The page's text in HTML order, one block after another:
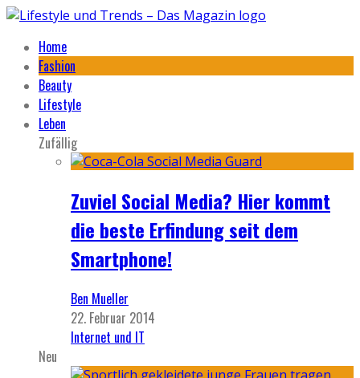
Home
Fashion
Beauty
Lifestyle
Leben
Zufällig
Zuviel Social Media? Hier kommt
die beste Erfindung seit dem
Smartphone!
Ben Mueller
22. Februar 2014
Internet und IT
Neu